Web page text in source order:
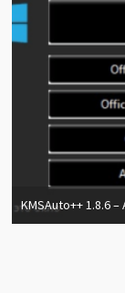
KMSAuto++ 1.8.6